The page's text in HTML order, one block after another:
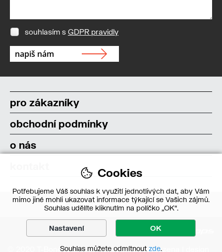
souhlasím s GDPR pravidly
pro zákazníky
obchodní podmínky
o nás
© 2020 T-Bone s.r.o. – Všechna práva vyhrazena | design
Cookies
Potřebujeme Váš souhlas k využití jednotlivých dat, aby Vám
mimo jiné mohli ukazovat informace týkající se Vašich zájmů.
Souhlas udělíte kliknutím na políčko „OK“.
Nastavení OK
Souhlas můžete odmítnout zde.